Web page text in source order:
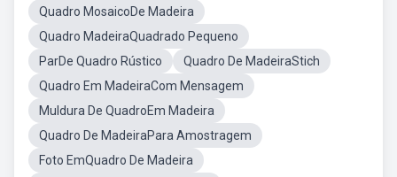
Quadro MosaicoDe Madeira
Quadro MadeiraQuadrado Pequeno
ParDe Quadro Rústico
Quadro De MadeiraStich
Quadro Em MadeiraCom Mensagem
Muldura De QuadroEm Madeira
Quadro De MadeiraPara Amostragem
Foto EmQuadro De Madeira